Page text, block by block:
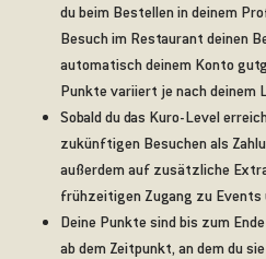
du beim Bestellen in deinem
Besuch im Restaurant deinen
automatisch deinem Konto
Punkte variiert je nach deinem
Sobald du das Kuro-Level
zukünftigen Besuchen als
außerdem auf zusätzliche
frühzeitigen Zugang zu Events
Deine Punkte sind bis zum
ab dem Zeitpunkt, an dem du